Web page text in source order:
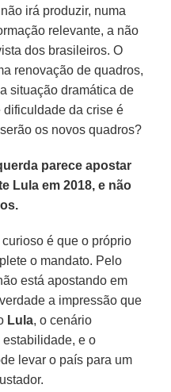
irá produzir, numa
relevante, a não
dos brasileiros. O
renovação de quadros,
situação dramática de
dificuldade da crise é
os novos quadros?
parece apostar
Lula em 2018, e não
é que o próprio
o mandato. Pelo
está apostando em
a impressão que
Lula, o cenário
e o
levar o país para um